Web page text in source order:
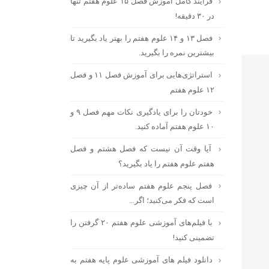
در ۳۰ دقیقه!
فصل ۱۳ و ۱۴ علوم هفتم را بهتر یاد بگیرید تا
بیشترین نمره را بگیرید.
استراتژی‌هایی برای آموزش فصل ۱۱ و فصل
۱۲ علوم هفتم
خودتان را برای یادگیری نکات مهم فصل ۹ و
۱۰ علوم هفتم آماده کنید.
آیا وقت آن نیست که فصل هشتم و فصل
هفتم علوم هفتم را یاد بگیرید؟
فصل پنجم علوم هفتم ساده‌تر از آن چیزی
است که فکر می‌کنید؛ اگر…
با فیلم‌های آموزشی علوم هفتم ۲۰ گرفتن را
تضمینی کنید!
دانلود فیلم‌ های آموزشی علوم پایه هفتم به